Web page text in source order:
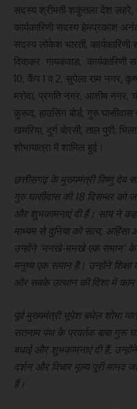
सदस्य श्रीमती शकुंतला देश लहरे,
कार्यकारिणी सदस्य हेमप्रकाश
सदस्य लोकेश भारती,
दिवाकर गायकवाड,
10, कैंप 1 व 2, सुपेला राम नगर,
मरोदा, प्रगति नगर, आशीष नगर,
कुरूद, हाउसिंग बोर्ड, गुरु
खमरिया, दुर्ग बोरसी, ताल पुरी,
शोभायात्रा में शामिल हुई।
छत्तीसगढ़ के मुख्यमंत्री विष्णु
गुरु घासीदास की 18 दिसम्बर को
और शुभकामनाएं दी हैं। साय ने
माध्यम से दुनिया को सत्य, अहिंसा
उन्होंने ‘मनखे-मनखे एक समान’
मनुष्य एक समान है। उन्होंने
और सबके उत्थान की दिशा में काम
पूर्व मुख्यमंत्री भूपेश बघेल शोभा
सतनाम पंथ के प्रवर्तक बाबा गुरू
बधाई और शुभकामनाएं दी हैं.
दर्शन और विचार मूल्य पूरी मानव
हैं।